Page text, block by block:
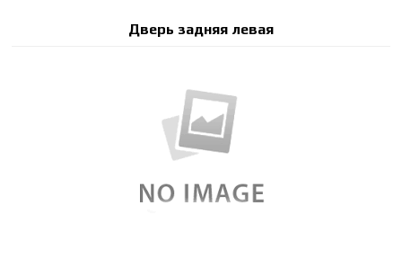
Дверь задняя левая